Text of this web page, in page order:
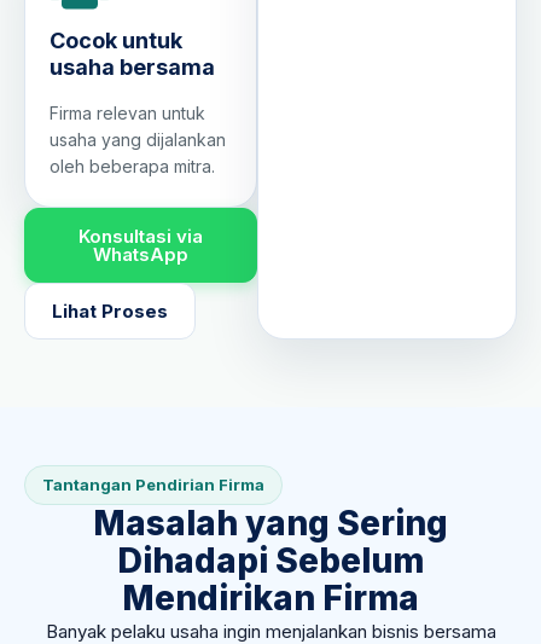
Cocok untuk
usaha bersama
Firma relevan untuk
usaha yang dijalankan
oleh beberapa mitra.
Konsultasi via
WhatsApp
Lihat Proses
Tantangan Pendirian Firma
Masalah yang Sering
Dihadapi Sebelum
Mendirikan Firma
Banyak pelaku usaha ingin menjalankan bisnis bersama